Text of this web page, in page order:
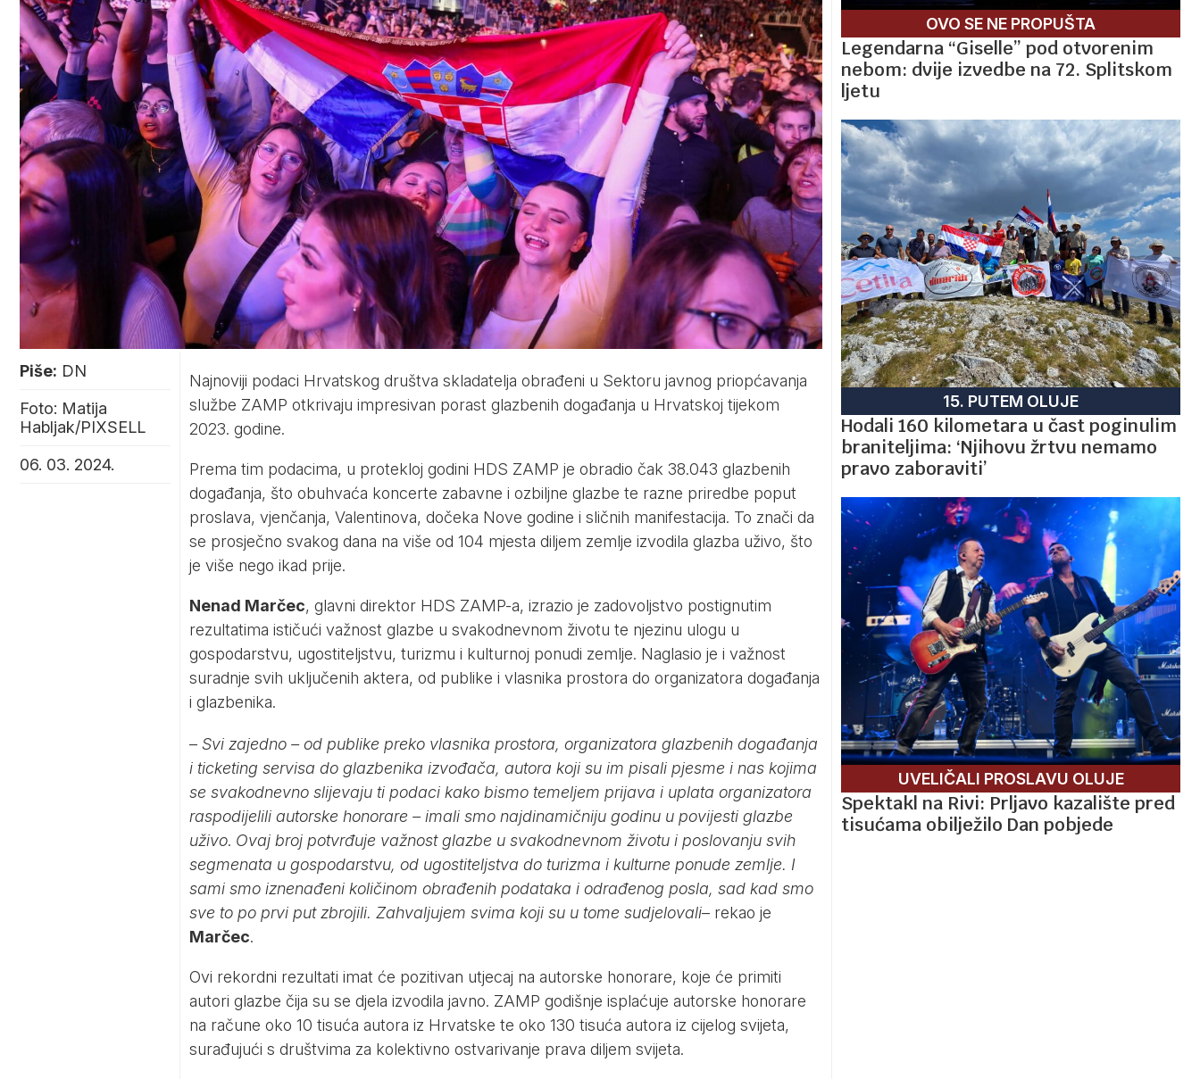
Piše: DN
Foto: Matija
Habljak/PIXSELL
06. 03. 2024.
Najnoviji podaci Hrvatskog društva skladatelja obrađeni u Sektoru javnog priopćavanja
službe ZAMP otkrivaju impresivan porast glazbenih događanja u Hrvatskoj tijekom
2023. godine.
Prema tim podacima, u protekloj godini HDS ZAMP je obradio čak 38.043 glazbenih
događanja, što obuhvaća koncerte zabavne i ozbiljne glazbe te razne priredbe poput
proslava, vjenčanja, Valentinova, dočeka Nove godine i sličnih manifestacija. To znači da
se prosječno svakog dana na više od 104 mjesta diljem zemlje izvodila glazba uživo, što
je više nego ikad prije.
Nenad Marčec, glavni direktor HDS ZAMP-a, izrazio je zadovoljstvo postignutim
rezultatima ističući važnost glazbe u svakodnevnom životu te njezinu ulogu u
gospodarstvu, ugostiteljstvu, turizmu i kulturnoj ponudi zemlje. Naglasio je i važnost
suradnje svih uključenih aktera, od publike i vlasnika prostora do organizatora događanja
i glazbenika.
– Svi zajedno – od publike preko vlasnika prostora, organizatora glazbenih događanja
i ticketing servisa do glazbenika izvođača, autora koji su im pisali pjesme i nas kojima
se svakodnevno slijevaju ti podaci kako bismo temeljem prijava i uplata organizatora
raspodijelili autorske honorare – imali smo najdinamičniju godinu u povijesti glazbe
uživo. Ovaj broj potvrđuje važnost glazbe u svakodnevnom životu i poslovanju svih
segmenata u gospodarstvu, od ugostiteljstva do turizma i kulturne ponude zemlje. I
sami smo iznenađeni količinom obrađenih podataka i odrađenog posla, sad kad smo
sve to po prvi put zbrojili. Zahvaljujem svima koji su u tome sudjelovali– rekao je
Marčec.
Ovi rekordni rezultati imat će pozitivan utjecaj na autorske honorare, koje će primiti
autori glazbe čija su se djela izvodila javno. ZAMP godišnje isplaćuje autorske honorare
na račune oko 10 tisuća autora iz Hrvatske te oko 130 tisuća autora iz cijelog svijeta,
surađujući s društvima za kolektivno ostvarivanje prava diljem svijeta.
OVO SE NE PROPUŠTA
Legendarna “Giselle” pod otvorenim
nebom: dvije izvedbe na 72. Splitskom
ljetu
15. PUTEM OLUJE
Hodali 160 kilometara u čast poginulim
braniteljima: ‘Njihovu žrtvu nemamo
pravo zaboraviti’
UVELIČALI PROSLAVU OLUJE
Spektakl na Rivi: Prljavo kazalište pred
tisućama obilježilo Dan pobjede